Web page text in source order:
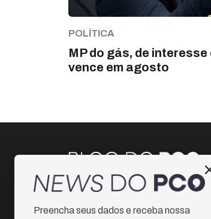
POLÍTICA
MP do gás, de
vence em agosto
Instagram
Facebook
Preencha seus dados e receba nossa